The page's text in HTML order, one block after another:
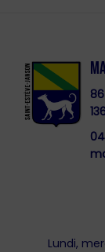
Lundi,